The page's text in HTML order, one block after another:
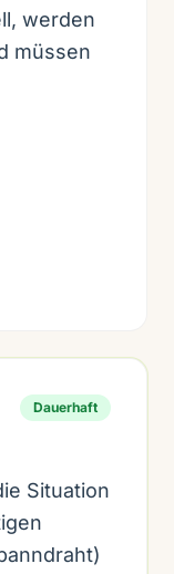
werden
müssen
Dauerhaft
Situation